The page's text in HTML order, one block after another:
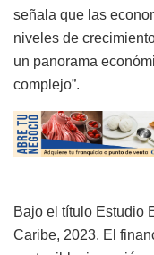
señala que las
niveles de
un panorama
complejo”.
Bajo el título Estudio
Caribe, 2023. El